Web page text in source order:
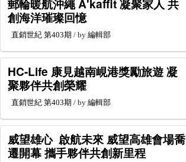
郵輪暖航沖繩 A'kaffit 凝聚家人 共
創海洋璀璨回憶
直銷世紀 第403期 / by 編輯部
HC-Life 康見越南峴港獎勵旅遊 凝
聚夥伴共創榮耀
直銷世紀 第403期 / by 編輯部
威望雄心 啟航未來 威望高雄會場喬
遷開幕 攜手夥伴共創新里程